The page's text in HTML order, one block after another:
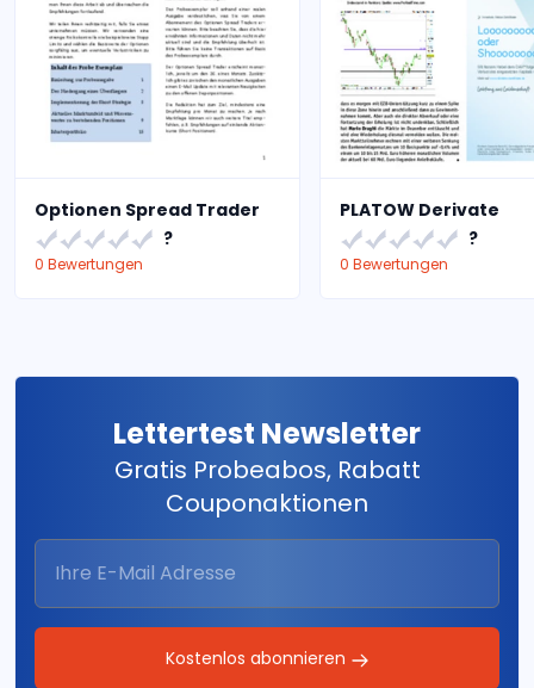
Optionen Spread Trader
?
0 Bewertungen
PLATOW Derivate
?
0 Bewertungen
Lettertest Newsletter
Gratis Probeabos, Rabatt
Couponaktionen
Kostenlos abonnieren